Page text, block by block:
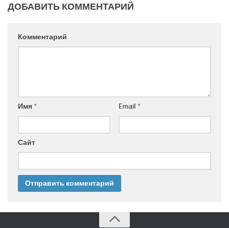
ДОБАВИТЬ КОММЕНТАРИЙ
Комментарий
Имя* Email *
Сайт